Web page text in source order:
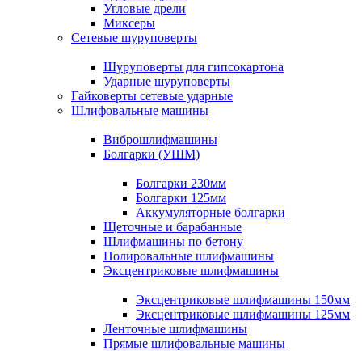
Угловые дрели
Миксеры
Сетевые шуруповерты
Шуруповерты для гипсокартона
Ударные шуруповерты
Гайковерты сетевые ударные
Шлифовальные машины
Виброшлифмашины
Болгарки (УШМ)
Болгарки 230мм
Болгарки 125мм
Аккумуляторные болгарки
Щеточные и барабанные
Шлифмашины по бетону
Полировальные шлифмашины
Эксцентриковые шлифмашины
Эксцентриковые шлифмашины 150мм
Эксцентриковые шлифмашины 125мм
Ленточные шлифмашины
Прямые шлифовальные машины